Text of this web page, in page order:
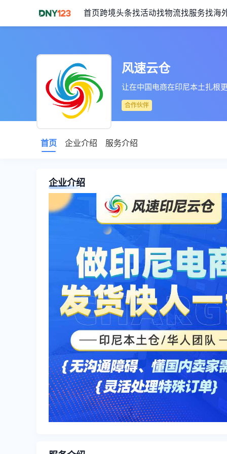
首页 跨境头条找活动找物流找服务找海
风速云仓
让在中国电商在印尼本土扎根
合作伙伴
首页 企业介绍 服务介绍
企业介绍